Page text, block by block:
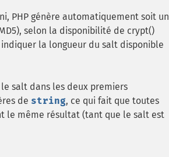
PHP génère automatiquement soit un
selon la disponibilité de crypt()
la longueur du salt disponible
salt dans les deux premiers
de string, ce qui fait que toutes
le même résultat (tant que le salt est